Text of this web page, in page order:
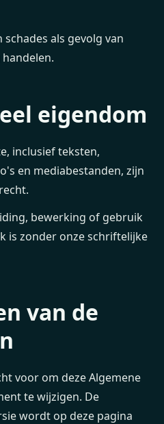
als gevolg van
eigendom
inclusief teksten,
en mediabestanden, zijn
bewerking of gebruik
is zonder onze schriftelijke
van de
voor om deze Algemene
te wijzigen. De
wordt op deze pagina